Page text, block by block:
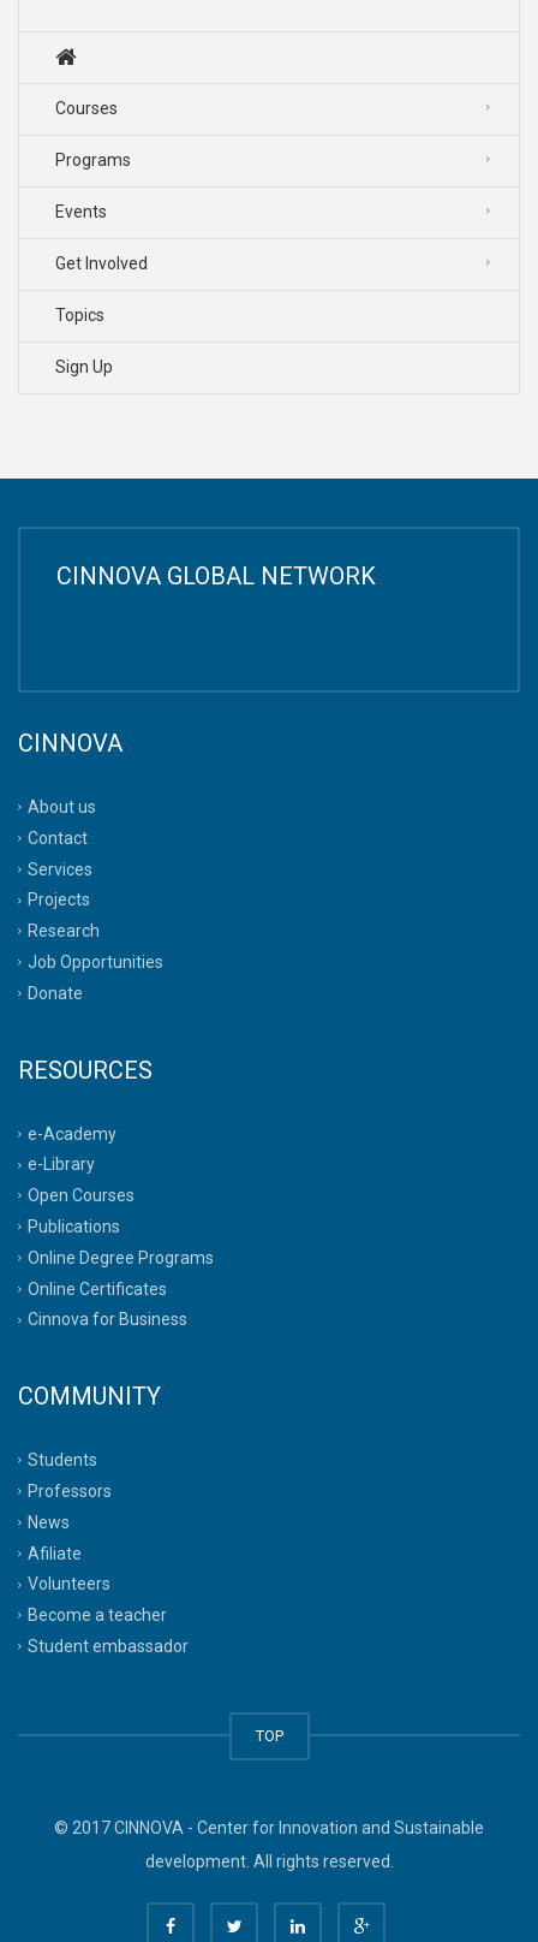
Courses
Programs
Events
Get Involved
Topics
Sign Up
CINNOVA GLOBAL NETWORK
CINNOVA
About us
Contact
Services
Projects
Research
Job Opportunities
Donate
RESOURCES
e-Academy
e-Library
Open Courses
Publications
Online Degree Programs
Online Certificates
Cinnova for Business
COMMUNITY
Students
Professors
News
Afiliate
Volunteers
Become a teacher
Student embassador
TOP
© 2017 CINNOVA - Center for Innovation and Sustainable
development. All rights reserved.